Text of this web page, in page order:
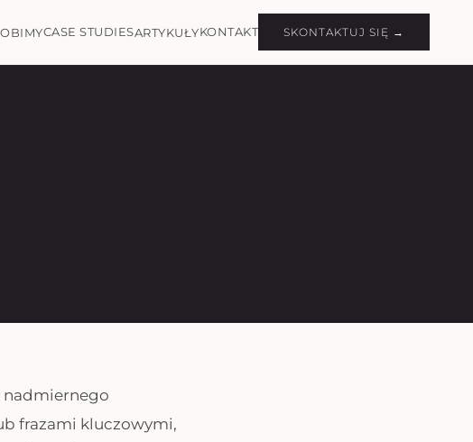
CASE STUDIESARTYKUŁYKONTAKT SKONTAKTUJ SIĘ →
nadmiernego
frazami kluczowymi,